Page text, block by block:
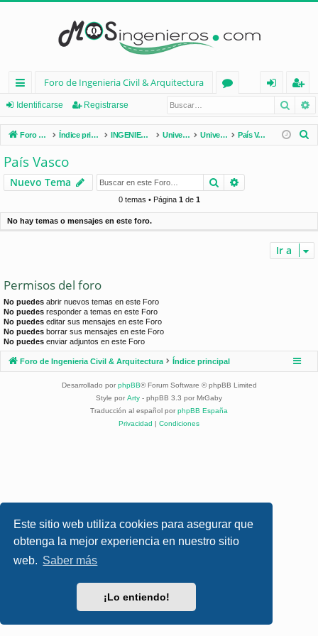
Este sitio web utiliza cookies para asegurar que
obtenga la mejor experiencia en nuestro sitio
web. Saber más
¡Lo entiendo!
nl
ac
es
rá
pi
d
Foro de Ingenieria Civil & Arquitectura
os
nt
ifi
e
eg
ist
ra
Identificarse Registrarse
Foro de Ingenieria Civil & Arquitectura Índice principal INGENIERÍA CIVIL (España) Universidades de España Universidades por Comunidades País Vasco
r
País Vasco
Nuevo Tema Buscar
0 temas • Página 1de 1
No hay temas o mensajes en este foro.
Ir a
Permisos del foro
No puedes abrir nuevos temas en este Foro
No puedes responder a temas en este Foro
No puedes editar sus mensajes en este Foro
No puedes borrar sus mensajes en este Foro
No puedes enviar adjuntos en este Foro
Foro de Ingenieria Civil & Arquitectura Índice principal
Desarrollado por phpBB® Forum Software © phpBB Limited
Style por Arty - phpBB 3.3 por MrGaby
Traducción al español por phpBB España
Privacidad | Condiciones